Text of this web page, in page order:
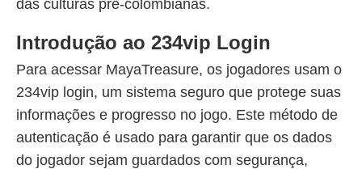
das culturas pré-colombianas.
Introdução ao 234vip Login
Para acessar MayaTreasure, os jogadores usam o
234vip login, um sistema seguro que protege suas
informações e progresso no jogo. Este método de
autenticação é usado para garantir que os dados
do jogador sejam guardados com segurança,